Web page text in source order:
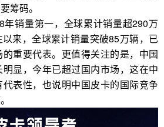
筹码。
年销量第一，全球累计销量超290万
来，全球累计销量突破85万辆，已
重要代表。更值得关注的是，中国
显，今年已超过国内市场，这在中
表性，也说明中国皮卡的国际竞争